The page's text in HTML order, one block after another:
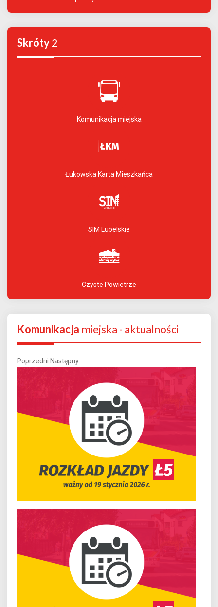
Skróty2
Komunikacja miejska
Łukowska Karta Mieszkańca
SIM Lubelskie
Czyste Powietrze
Komunikacja miejska - aktualności
Poprzedni Następny